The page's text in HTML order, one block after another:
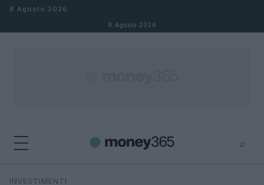
Salta al contenuto
8 Agosto 2026
8 Agosto 2026
⌕
INVESTIMENTI